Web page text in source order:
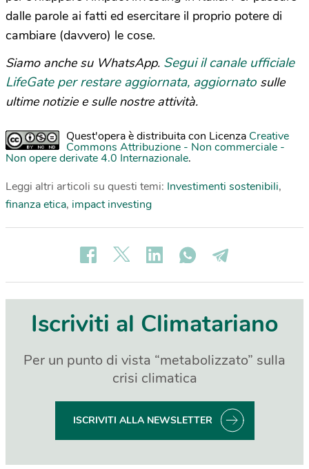
dalle parole ai fatti ed esercitare il proprio potere di
cambiare (davvero) le cose.
Siamo anche su WhatsApp. Segui il canale ufficiale
LifeGate per restare aggiornata, aggiornato sulle
ultime notizie e sulle nostre attività.
Quest'opera è distribuita con Licenza Creative
Commons Attribuzione - Non commerciale -
Non opere derivate 4.0 Internazionale.
Leggi altri articoli su questi temi: Investimenti sostenibili,
finanza etica, impact investing
Iscriviti al Climatariano
Per un punto di vista “metabolizzato” sulla
crisi climatica
ISCRIVITI ALLA NEWSLETTER